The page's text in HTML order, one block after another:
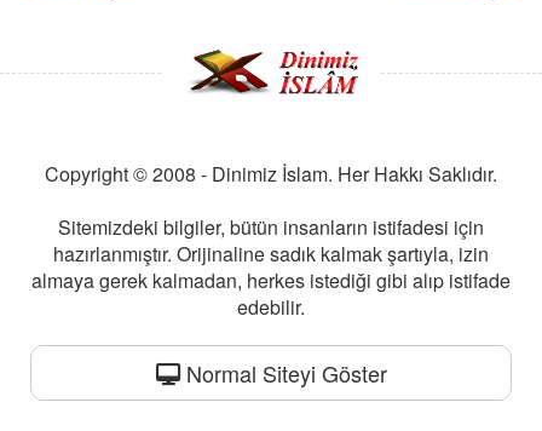
Copyright © 2008 - Dinimiz İslam. Her Hakkı Saklıdır.
Sitemizdeki bilgiler, bütün insanların istifadesi için
hazırlanmıştır. Orijinaline sadık kalmak şartıyla, izin
almaya gerek kalmadan, herkes istediği gibi alıp istifade
edebilir.
Normal Siteyi Göster